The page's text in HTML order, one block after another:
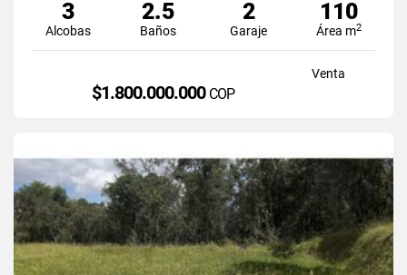
3
Alcobas
2.5
Baños
2
Garaje
110
Área m2
Venta
$1.800.000.000 COP